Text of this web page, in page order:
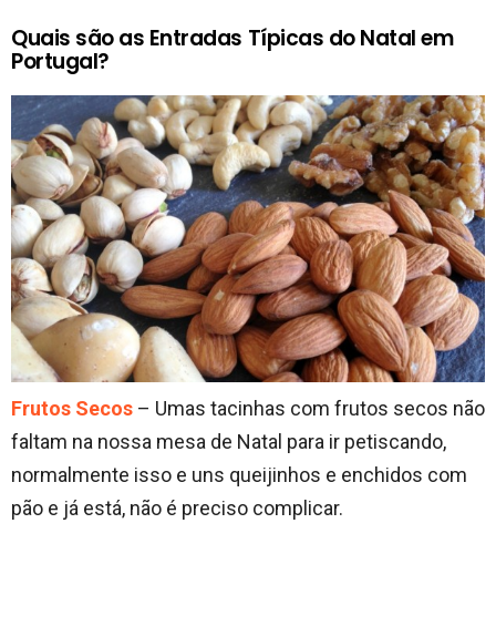
Quais são as Entradas Típicas do Natal em
Portugal?
Frutos Secos – Umas tacinhas com frutos secos não
faltam na nossa mesa de Natal para ir petiscando,
normalmente isso e uns queijinhos e enchidos com
pão e já está, não é preciso complicar.